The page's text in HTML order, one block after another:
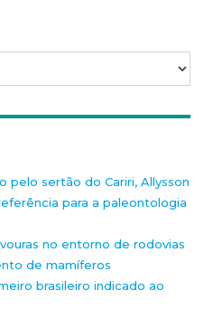
pelo sertão do Cariri, Allysson
para a paleontologia
no entorno de rodovias
de mamíferos
brasileiro indicado ao